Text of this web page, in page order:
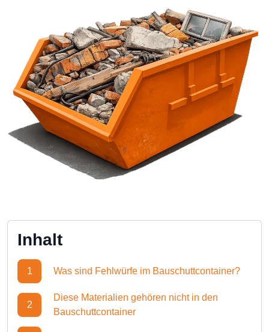
Inhalt
1 Was sind Fehlwürfe im Bauschuttcontainer?
2
Diese Materialien gehören nicht in den
Bauschuttcontainer